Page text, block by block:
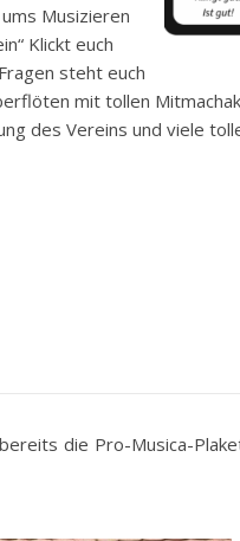
Musizieren
Klickt euch
steht euch
mit tollen
des Vereins und viele
die Pro-Musica-